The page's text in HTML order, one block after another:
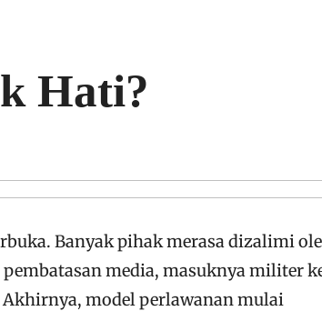
Hati?
Banyak pihak merasa dizalimi
media, masuknya militer
model perlawanan mulai